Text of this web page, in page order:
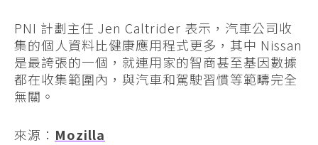
PNI 計劃主任 Jen Caltrider 表示，汽車公司收
集的個人資料比健康應用程式更多，其中 Nissan
是最誇張的一個，就連用家的智商甚至基因數據
都在收集範圍內，與汽車和駕駛習慣等範疇完全
無關。
來源： Mozilla